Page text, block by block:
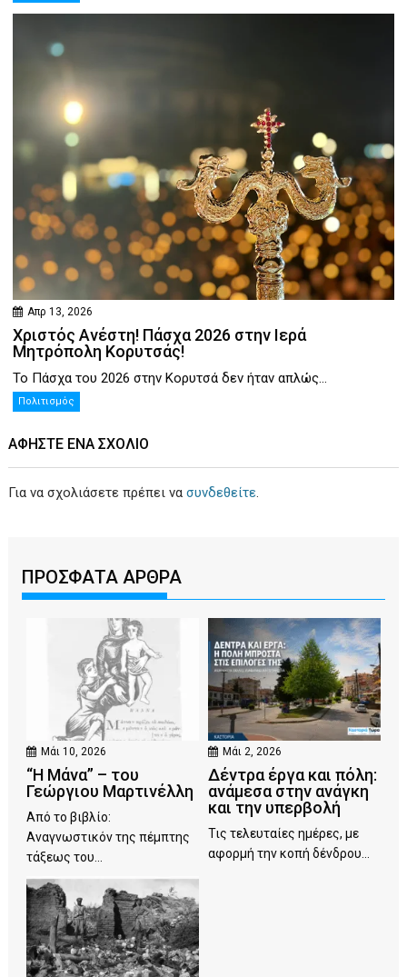
Απρ 13, 2026
Χριστός Ανέστη! Πάσχα 2026 στην Ιερά
Μητρόπολη Κορυτσάς!
Το Πάσχα του 2026 στην Κορυτσά δεν ήταν απλώς...
Πολιτισμός
ΑΦΉΣΤΕ ΕΝΑ ΣΧΌΛΙΟ
Για να σχολιάσετε πρέπει νασυνδεθείτε
ΠΡΟΣΦΑΤΑ ΑΡΘΡΑ
Μάι 10, 2026
“Η Μάνα” – του
Γεώργιου Μαρτινέλλη
Από το βιβλίο:
Αναγνωστικόν της πέμπτης
τάξεως του...
Μάι 2, 2026
Δέντρα έργα και πόλη:
ανάμεσα στην ανάγκη
και την υπερβολή
Τις τελευταίες ημέρες, με
αφορμή την κοπή δένδρου...